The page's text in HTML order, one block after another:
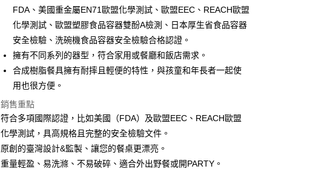
街口支付
悠遊付
AFTEE先享後付
相關說明
【關於「AFTEE先享後付」】
便利好安心！
１．簡單：不需註冊會員、不需綁卡、不需儲值。
２．便利：只要手機號碼，簡訊認證，即可結帳。
３．安心：先確認商品／服務後，再付款。
【「AFTEE先享後付」結帳流程】
運送方式
全家取貨付款
FDA、美國重金屬EN71歐盟化學測試、歐盟EEC、REACH歐盟
化學測試、歐盟塑膠食品容器雙酚A檢測、日本厚生省食品容器
安全檢驗、洗碗機食品容器安全檢驗合格認證。
擁有不同系列的器型，符合家用或餐廳和飯店需求。
合成樹脂餐具擁有耐摔且輕便的特性，與孩童和年長者一起使
用也很方便。
銷售重點
符合多項國際認證，比如美國（FDA）及歐盟EEC、REACH歐盟
化學測試，具高規格且完整的安全檢驗文件。
原創的臺灣設計&監製、讓您的餐桌更漂亮。
重量輕盈、易洗滌、不易破碎、適合外出野餐或開PARTY。